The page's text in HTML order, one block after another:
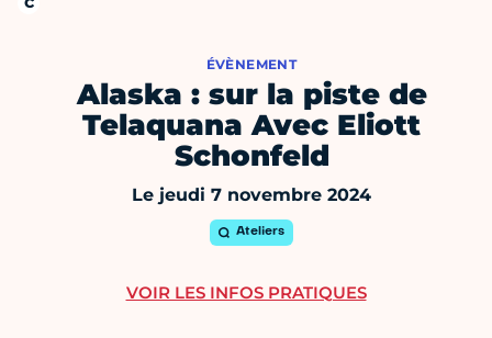
ÉVÈNEMENT
Alaska : sur la piste de
Telaquana Avec Eliott
Schonfeld
Le jeudi 7 novembre 2024
Ateliers
VOIR LES INFOS PRATIQUES